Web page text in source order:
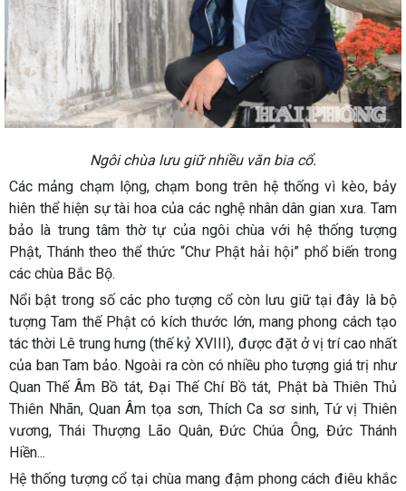
Ngôi chùa lưu giữ nhiều văn bia cổ.
Các mảng chạm lộng, chạm bong trên hệ thống vì kèo, bảy
hiên thể hiện sự tài hoa của các nghệ nhân dân gian xưa. Tam
bảo là trung tâm thờ tự của ngôi chùa với hệ thống tượng
Phật, Thánh theo thể thức “Chư Phật hải hội” phổ biến trong
các chùa Bắc Bộ.
Nổi bật trong số các pho tượng cổ còn lưu giữ tại đây là bộ
tượng Tam thế Phật có kích thước lớn, mang phong cách tạo
tác thời Lê trung hưng (thế kỷ XVIII), được đặt ở vị trí cao nhất
của ban Tam bảo. Ngoài ra còn có nhiều pho tượng giá trị như
Quan Thế Âm Bồ tát, Đại Thế Chí Bồ tát, Phật bà Thiên Thủ
Thiên Nhãn, Quan Âm tọa sơn, Thích Ca sơ sinh, Tứ vị Thiên
vương, Thái Thượng Lão Quân, Đức Chúa Ông, Đức Thánh
Hiền...
Hệ thống tượng cổ tại chùa mang đậm phong cách điêu khắc